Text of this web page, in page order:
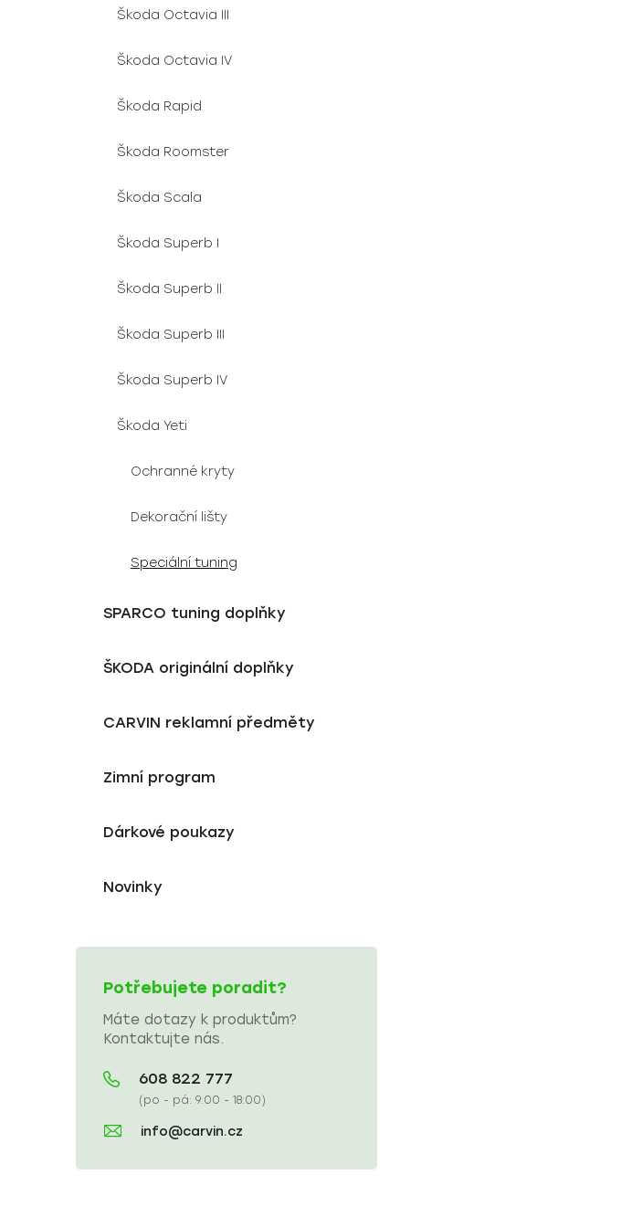
Škoda Octavia III
Škoda Octavia IV
Škoda Rapid
Škoda Roomster
Škoda Scala
Škoda Superb I
Škoda Superb II
Škoda Superb III
Škoda Superb IV
Škoda Yeti
Ochranné kryty
Dekorační lišty
Speciální tuning
SPARCO tuning doplňky
ŠKODA originální doplňky
CARVIN reklamní předměty
Zimní program
Dárkové poukazy
Novinky
Potřebujete poradit?
Máte dotazy k produktům?
Kontaktujte nás.
608 822 777
(po - pá: 9:00 - 18:00)
info@carvin.cz